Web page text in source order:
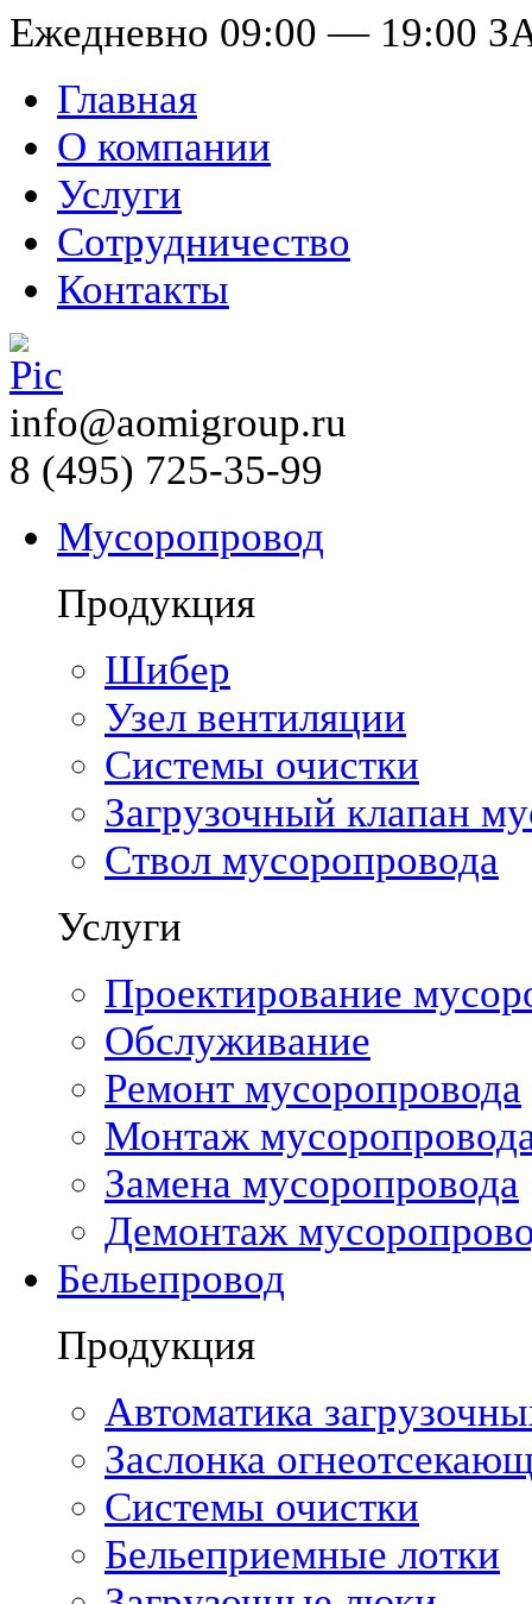
Ежедневно 09:00 — 19:00
Главная
О компании
Услуги
Сотрудничество
Контакты
info@aomigroup.ru
8 (495) 725-35-99
Мусоропровод
Продукция
Шибер
Узел вентиляции
Системы очистки
Загрузочный клапан
Ствол мусоропровода
Услуги
Проектирование
Обслуживание
Ремонт мусоропровода
Монтаж
Замена мусоропровода
Демонтаж
Бельепровод
Продукция
Автоматика
Заслонка
Системы очистки
Бельеприемные лотки